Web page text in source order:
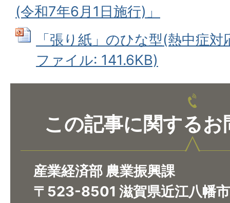
(令和7年6月1日施行)」
「張り紙」のひな型(熱中症
ファイル: 141.6KB)
この記事に関するお
産業経済部 農業振興課
〒523-8501 滋賀県近江八幡